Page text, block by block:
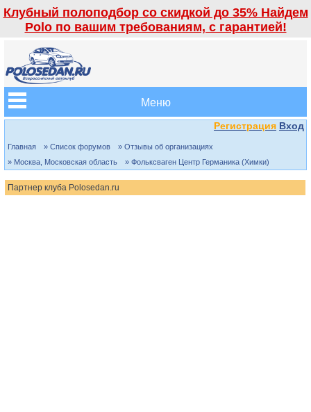
Клубный полоподбор со скидкой до 35% Найдем
Polo по вашим требованиям, с гарантией!
Меню
Регистрация Вход
Главная » Список форумов
» Отзывы об организациях
» Москва, Московская область
» Фольксваген Центр Германика (Химки)
Партнер клуба Polosedan.ru